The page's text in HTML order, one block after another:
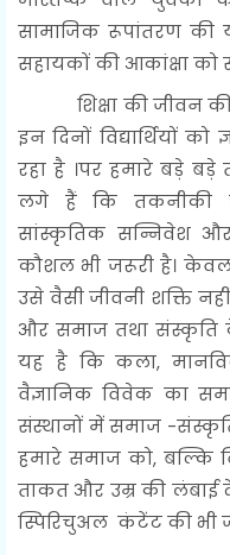
सामाजिक रूपांतरण की
सहायकों की आकांक्षा को
शिक्षा की जीवन की
इन दिनों विद्यार्थियों
रहा है ।पर हमारे बड़े
लगे हैं कि तकनीकी
सांस्कृतिक सन्निवेश और
कौशल भी जरूरी है।
उसे वैसी जीवनी शक्ति
और समाज तथा संस्कृति के
यह है कि कला,
वैज्ञानिक विवेक का
संस्थानों में समाज -
हमारे समाज को, बल्कि
ताकत और उम्र की लंबाई
स्पिरिचुअल कंटेंट की भी